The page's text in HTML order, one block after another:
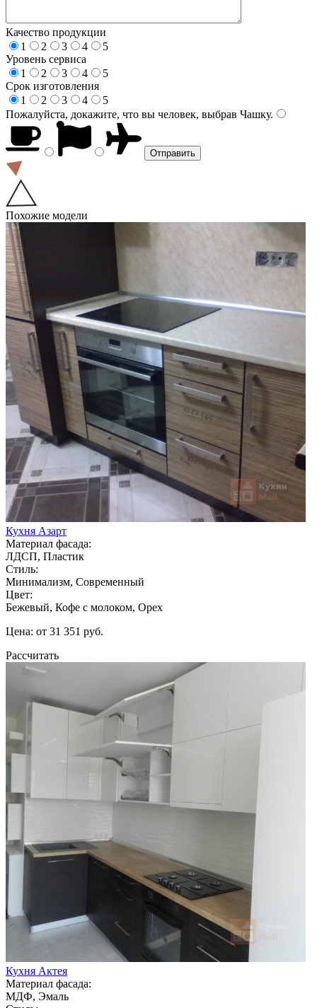
Качество продукции
1
2 3 4
5
Уровень сервиса
1
2 3 4
5
Срок изготовления
1
2 3 4
5
Пожалуйста, докажите, что вы человек, выбрав Чашку.
Похожие модели
Кухня Азарт
Материал фасада:
ЛДСП, Пластик
Стиль:
Минимализм, Современный
Цвет:
Бежевый, Кофе с молоком, Орех
Цена: от 31 351 руб.
Рассчитать
Кухня Актея
Материал фасада:
МДФ, Эмаль